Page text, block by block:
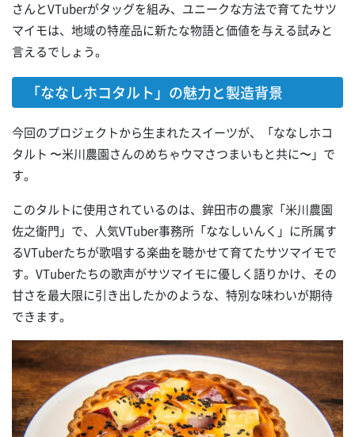
さんとVTuberがタッグを組み、ユニークな方法で育てたサツ
マイモは、地域の特産品に新たな物語と価値を与える試みと
言えるでしょう。
「ななしホコタルト」の魅力と製造背景
今回のプロジェクトから生まれたスイーツが、「ななしホコ
タルト 〜米川農園さんのめちゃウマさつまいもと共に〜」で
す。
このタルトに使用されているのは、鉾田市の農家「米川農園
佐之衛門」で、人気VTuber事務所「ななしいんく」に所属す
るVTuberたちが歌唱する楽曲を聴かせて育てたサツマイモで
す。VTuberたちの歌声がサツマイモに優しく語りかけ、その
甘さを最大限に引き出したかのような、特別な味わいが期待
できます。